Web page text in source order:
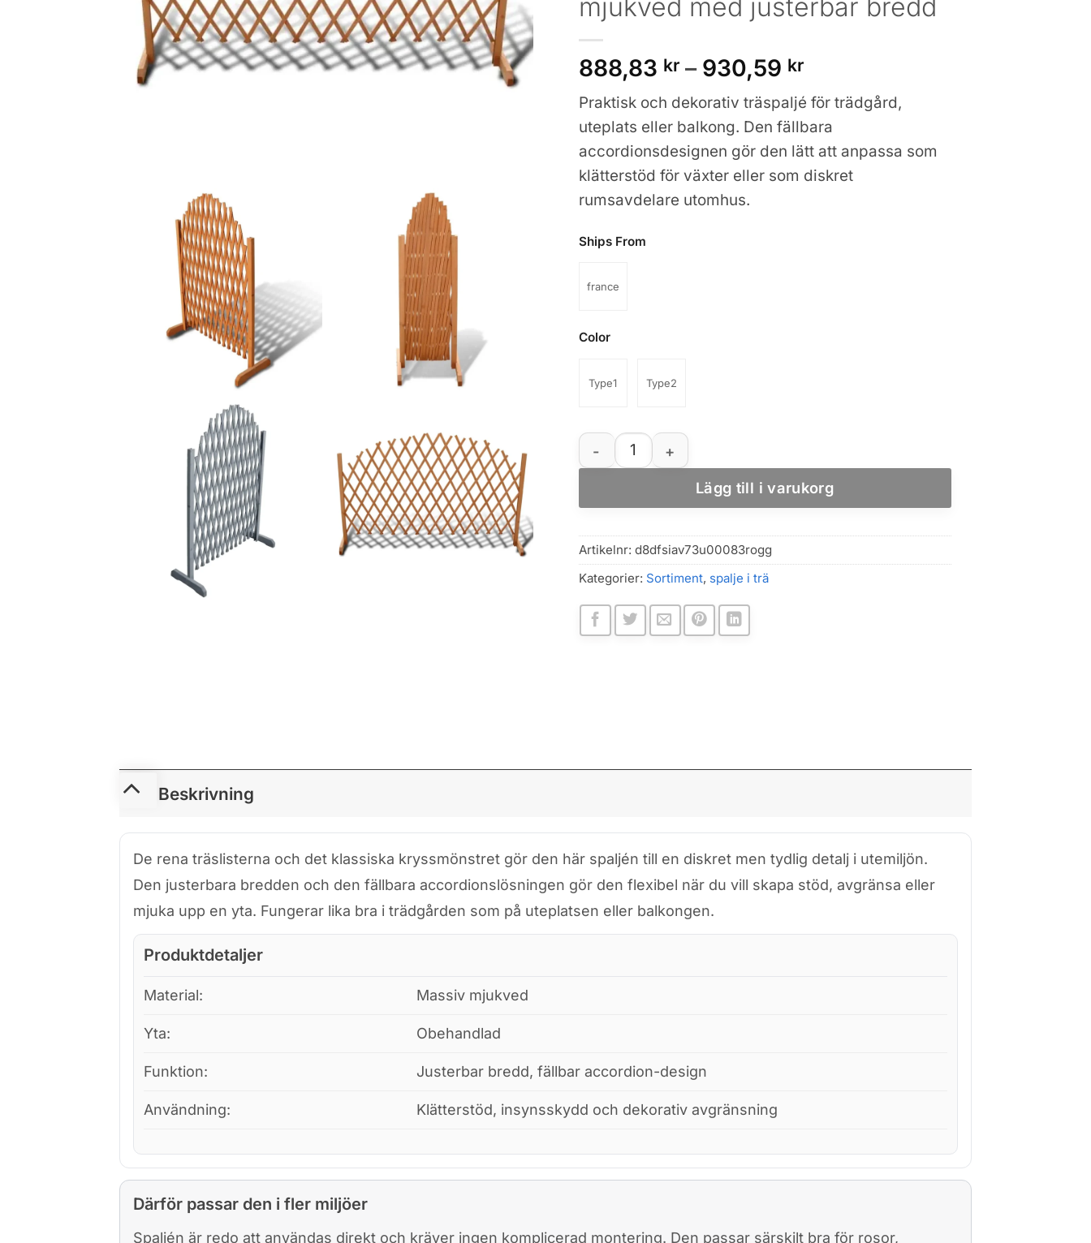
mjukved med justerbar bredd
888,83 kr – 930,59 krPrisintervall:
888,83 kr
till
930,59 kr
Praktisk och dekorativ träspaljé för trädgård,
uteplats eller balkong. Den fällbara
accordionsdesignen gör den lätt att anpassa som
klätterstöd för växter eller som diskret
rumsavdelare utomhus.
Ships From
france
Color
Type1 Type2
Fällbar träspaljé i massiv mjukved med justerbar bredd mängd
Lägg till i varukorg
Artikelnr: d8dfsiav73u00083rogg
Kategorier: Sortiment, spalje i trä
Beskrivning
De rena träslisterna och det klassiska kryssmönstret gör den här spaljén till en diskret men tydlig detalj i ute­miljön.
Den justerbara bredden och den fällbara accordions­lösningen gör den flexibel när du vill skapa stöd, avgränsa eller
mjuka upp en yta. Fungerar lika bra i trädgården som på uteplatsen eller balkongen.
Produktdetaljer
Material: Massiv mjukved
Yta: Obehandlad
Funktion: Justerbar bredd, fällbar accordion-design
Användning: Klätterstöd, insynsskydd och dekorativ avgränsning
Därför passar den i fler miljöer
Spaljén är redo att användas direkt och kräver ingen komplicerad montering. Den passar särskilt bra för rosor,